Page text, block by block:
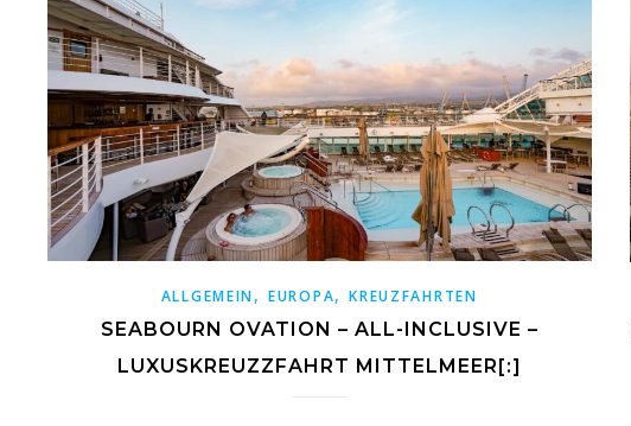
ALLGEMEIN,EUROPA,KREUZFAHRTEN
SEABOURN OVATION – ALL-INCLUSIVE –
LUXUSKREUZZFAHRT MITTELMEER[:]